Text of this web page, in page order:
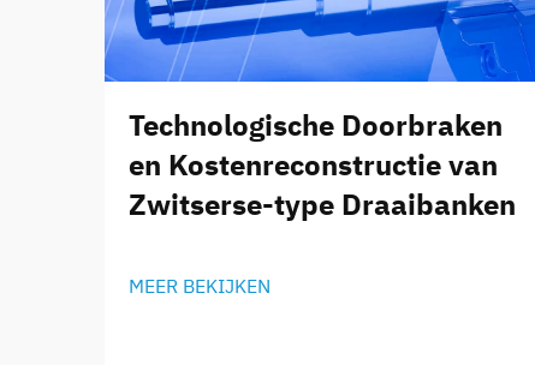
Technologische Doorbraken
en Kostenreconstructie van
Zwitserse-type Draaibanken
MEER BEKIJKEN